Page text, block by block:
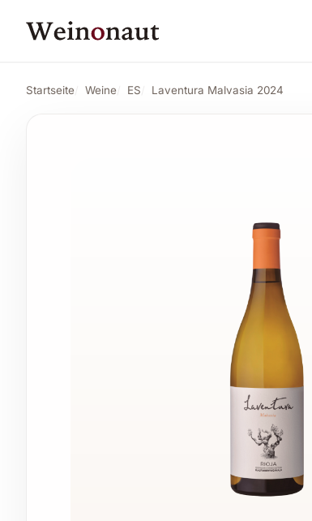
Startseite Weine ES Laventura Malvasia 2024
Laventura Malvasia 2024